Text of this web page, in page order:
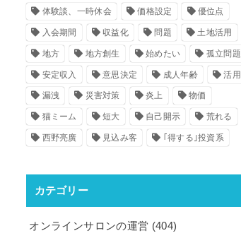
体験談、一時休会 価格設定 優位点
入会期間 収益化 問題 土地活用
地方 地方創生 始めたい 孤立問題
安定収入 意思決定 成人年齢 活用
漏洩 災害対策 炎上 物価
猫ミーム 短大 自己開示 荒れる
西野亮廣 見込み客 ｢得する｣投資系
カテゴリー
オンラインサロンの運営 (404)